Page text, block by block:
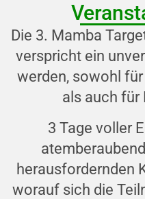
Die 3. Mamba
verspricht ein
werden, sowohl
als auch für
3 Tage voller
herausfordernden
worauf sich die